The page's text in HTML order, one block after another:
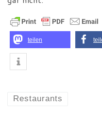
teilen
Restaurants